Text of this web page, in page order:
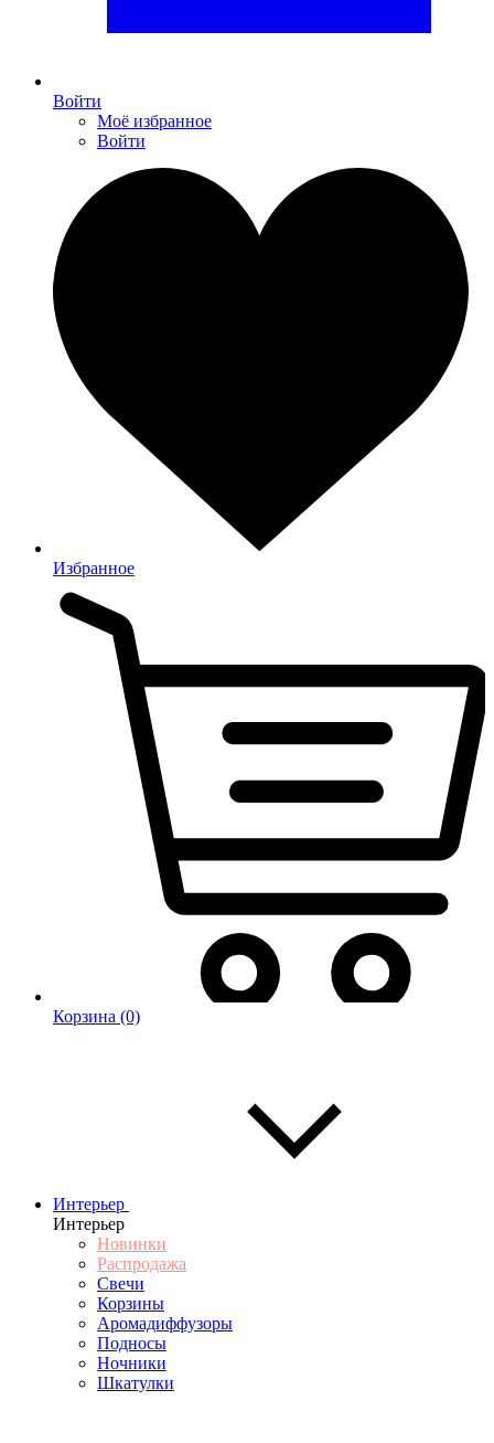
Войти
Моё избранное
Войти
Избранное
Корзина (0)
Интерьер
Интерьер
Новинки
Распродажа
Свечи
Корзины
Аромадиффузоры
Подносы
Ночники
Шкатулки